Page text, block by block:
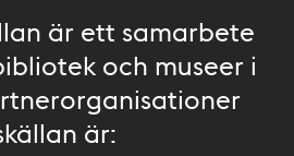
är ett samarbete
och museer i
är: